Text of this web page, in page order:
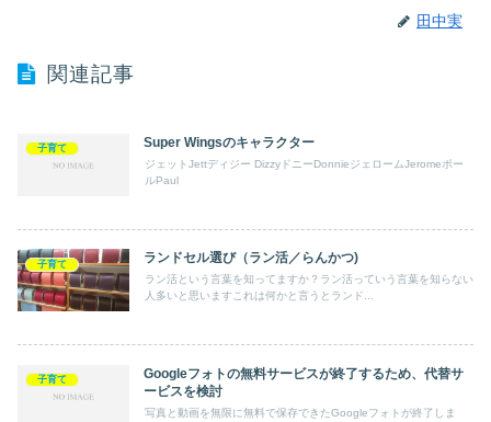
田中実
関連記事
子育て Super Wingsのキャラクター
ジェットJettディジー DizzyドニーDonnieジェロームJeromeポー
ルPaul
子育て ランドセル選び（ラン活／らんかつ)
ラン活という言葉を知ってますか？ラン活っていう言葉を知らない
人多いと思いますこれは何かと言うとランド...
子育て
Googleフォトの無料サービスが終了するため、代替サ
ービスを検討
写真と動画を無限に無料で保存できたGoogleフォトが終了しま